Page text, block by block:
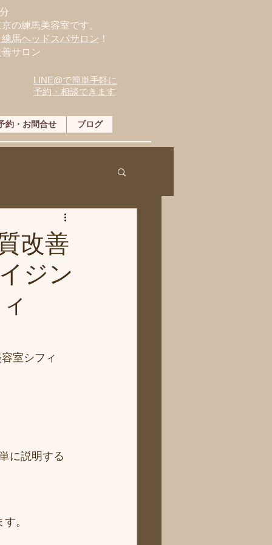
の練馬美容室です。
馬ヘッドスパサロン ！
サロン
LINE@で簡単手軽に
予約・相談できます
約・お問合せ ブログ
改善
ジン
室シフィ
に説明する
。